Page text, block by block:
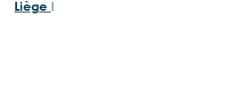
Liège !